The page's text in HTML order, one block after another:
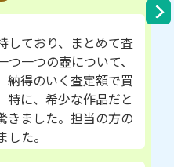
しており、まとめて査
一つの壺について、
納得のいく査定額で買
特に、希少な作品だと
きました。担当の方の
た。